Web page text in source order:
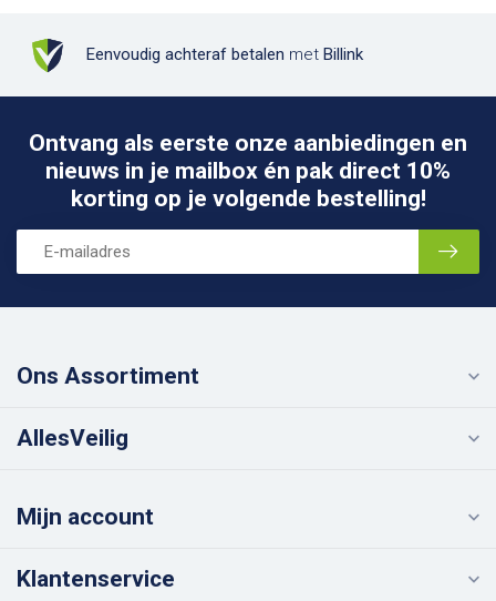
Eenvoudig achteraf betalen met Billink
Ontvang als eerste onze aanbiedingen en
nieuws in je mailbox én pak direct 10%
korting op je volgende bestelling!
Ons Assortiment
AllesVeilig
Mijn account
Klantenservice